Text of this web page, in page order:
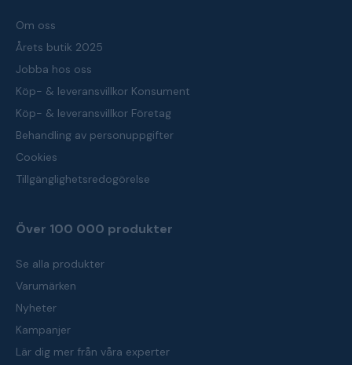
Om oss
Årets butik 2025
Jobba hos oss
Köp- & leveransvillkor Konsument
Köp- & leveransvillkor Företag
Behandling av personuppgifter
Cookies
Tillgänglighetsredogörelse
Över 100 000 produkter
Se alla produkter
Varumärken
Nyheter
Kampanjer
Lär dig mer från våra experter